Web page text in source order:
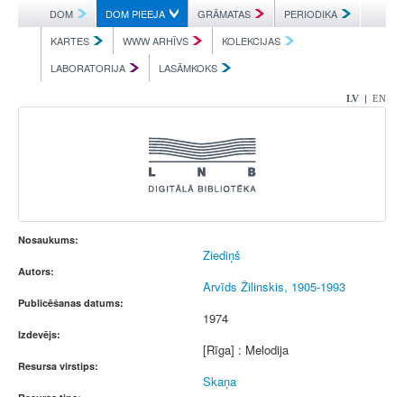
DOM DOM PIEEJA GRĀMATAS
PERIODIKA
KARTES
WWW ARHĪVS
KOLEKCIJAS
LABORATORIJA
LASĀMKOKS
LV | EN
Nosaukums:
Ziediņš
Autors:
Arvīds Žilinskis, 1905-1993
Publicēšanas datums:
1974
Izdevējs:
[Rīga] : Melodija
Resursa virstips:
Skaņa